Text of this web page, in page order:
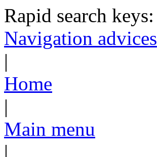
Rapid search keys:
Navigation advices
|
Home
|
Main menu
|